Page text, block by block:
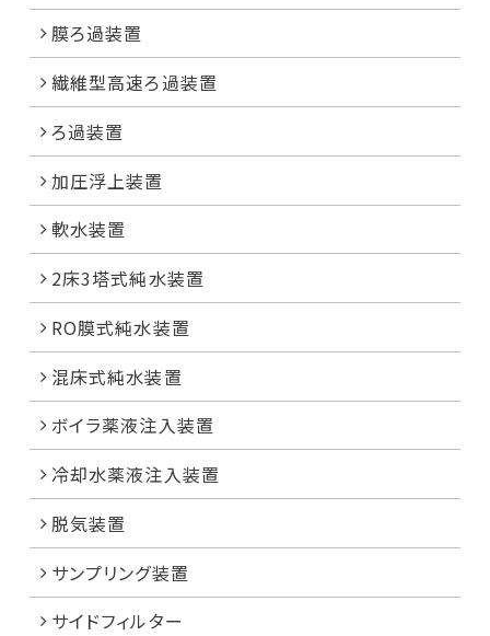
膜ろ過装置
繊維型高速ろ過装置
ろ過装置
加圧浮上装置
軟水装置
2床3塔式純水装置
RO膜式純水装置
混床式純水装置
ボイラ薬液注入装置
冷却水薬液注入装置
脱気装置
サンプリング装置
サイドフィルター